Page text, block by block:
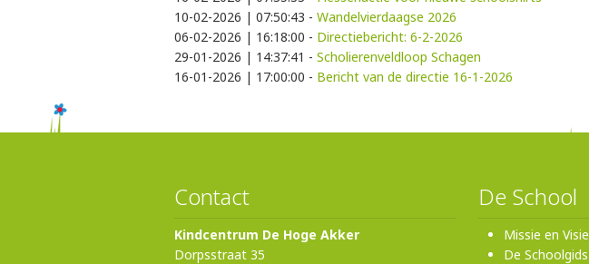
10-02-2026 | 07:50:43 - Wandelvierdaagse 2026
06-02-2026 | 16:18:00 - Directiebericht: 6-2-2026
29-01-2026 | 14:37:41 - Scholierenveldloop Schagen
16-01-2026 | 17:00:00 - Bericht van de directie 16-1-2026
Contact
Kindcentrum De Hoge Akker
Dorpsstraat 35
De School
Missie en Visie
De Schoolgids